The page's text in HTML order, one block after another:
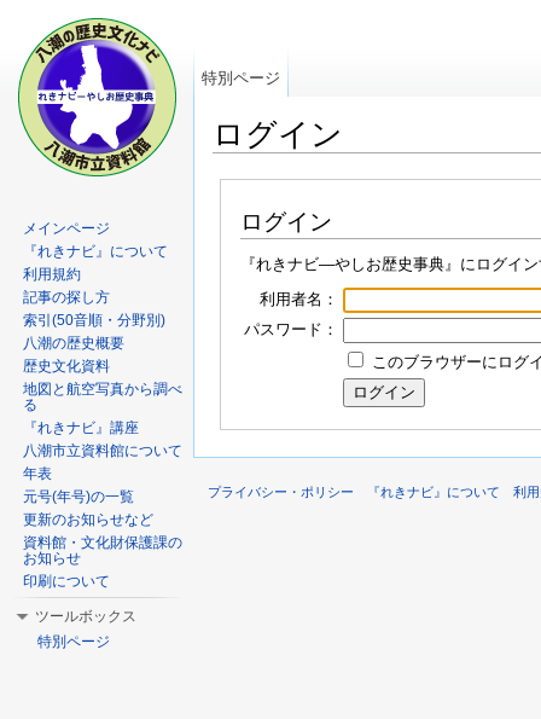
ログイン
ログイン
『れきナビ―やしお歴史事典』にログイ
利用者名：
パスワード：
このブラウザーにログ
特別ページ
メインページ
『れきナビ』について
利用規約
記事の探し方
索引(50音順・分野別)
八潮の歴史概要
歴史文化資料
地図と航空写真から調べ
る
『れきナビ』講座
八潮市立資料館について
年表
元号(年号)の一覧
更新のお知らせなど
資料館・文化財保護課の
お知らせ
印刷について
ツールボックス
特別ページ
プライバシー・ポリシー 『れきナビ』について 利